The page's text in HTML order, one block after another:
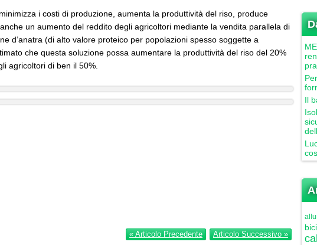
i costi di produzione, aumenta la produttività del riso, produce
un aumento del reddito degli agricoltori mediante la vendita parallela di
d’anatra (di alto valore proteico per popolazioni spesso soggette a
che questa soluzione possa aumentare la produttività del riso del 20%
agricoltori di ben il 50%.
« Articolo Precedente Articolo Successivo »
Il